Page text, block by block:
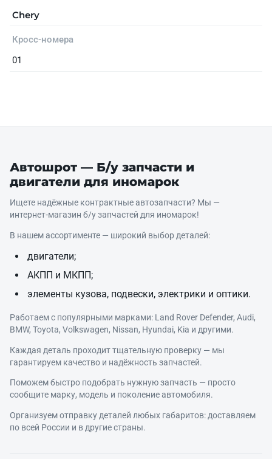
Chery
Кросс-номера
01
Автошрот — Б/у запчасти и
двигатели для иномарок
Ищете надёжные контрактные автозапчасти? Мы —
интернет‑магазин б/у запчастей для иномарок!
В нашем ассортименте — широкий выбор деталей:
двигатели;
АКПП и МКПП;
элементы кузова, подвески, электрики и оптики.
Работаем с популярными марками: Land Rover Defender, Audi,
BMW, Toyota, Volkswagen, Nissan, Hyundai, Kia и другими.
Каждая деталь проходит тщательную проверку — мы
гарантируем качество и надёжность запчастей.
Поможем быстро подобрать нужную запчасть — просто
сообщите марку, модель и поколение автомобиля.
Организуем отправку деталей любых габаритов: доставляем
по всей России и в другие страны.